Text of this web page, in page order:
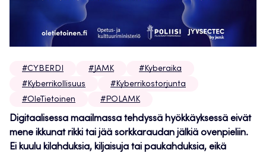
#CYBERDI #JAMK
#Kyberaika
#Kyberrikollisuus
#Kyberrikostorjunta
#OleTietoinen
#POLAMK
Digitaalisessa maailmassa tehdyssä hyökkäyksessä eivät
mene ikkunat rikki tai jää sorkkaraudan jälkiä ovenpieliin.
Ei kuulu kilahduksia, kiljaisuja tai paukahduksia, eikä